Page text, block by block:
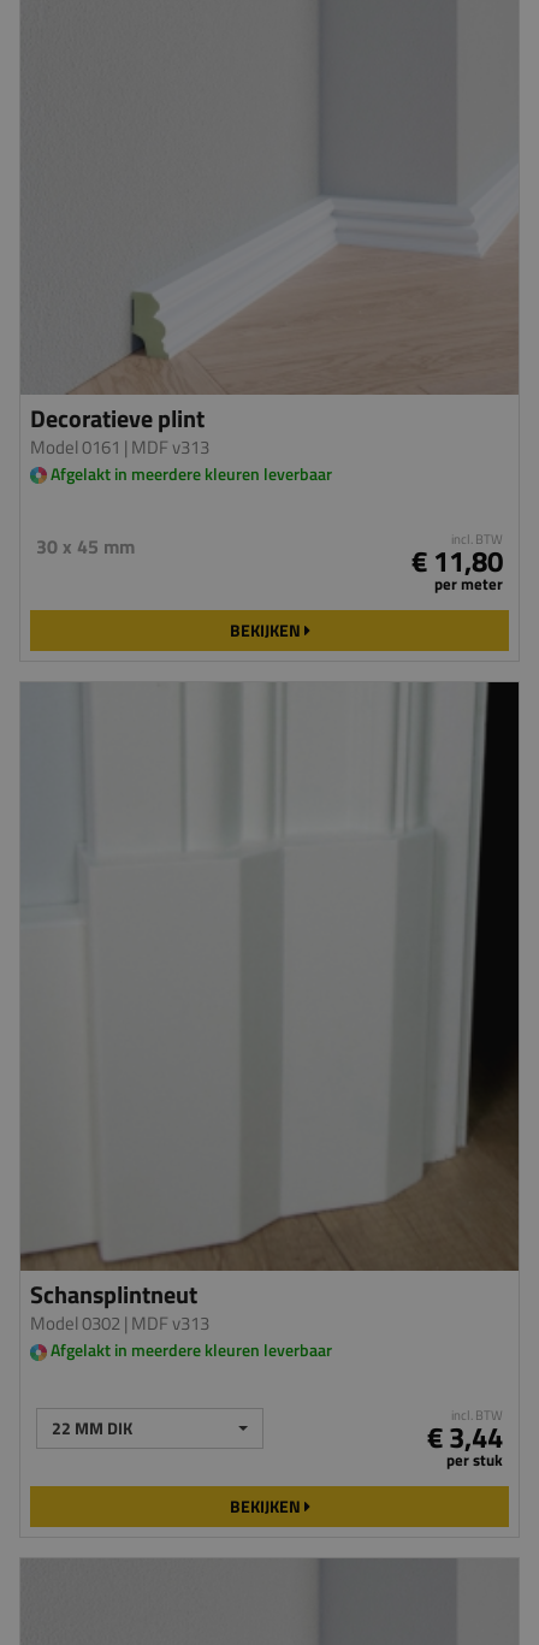
Decoratieve plint
Model 0161 | MDF v313
Afgelakt in meerdere kleuren leverbaar
30 x 45 mm incl. BTW
€ 11,80
per meter
BEKIJKEN
Schansplintneut
Model 0302| MDF v313
Afgelakt in meerdere kleuren leverbaar
22 MM DIK incl. BTW
€ 3,44
per stuk
BEKIJKEN